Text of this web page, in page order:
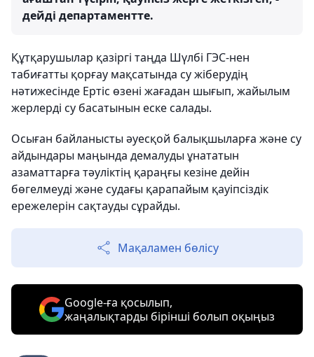
дейді департаментте.
Құтқарушылар қазіргі таңда Шүлбі ГЭС-нен
табиғатты қорғау мақсатында су жіберудің
нәтижесінде Ертіс өзені жағадан шығып, жайылым
жерлерді су басатынын еске салады.
Осыған байланысты әуесқой балықшыларға және су
айдындары маңында демалуды ұнататын
азаматтарға тәуліктің қараңғы кезіне дейін
бөгелмеуді және судағы қарапайым қауіпсіздік
ережелерін сақтауды сұрайды.
Мақаламен бөлісу
Google-ға қосылып,
жаңалықтарды бірінші болып оқыңыз